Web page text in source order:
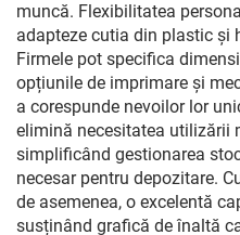
muncă. Flexibilitatea
adapteze cutia din plastic și
Firmele pot specifica
opțiunile de imprimare și
a corespunde nevoilor lor
elimină necesitatea utilizării
simplificând gestionarea
necesar pentru depozitare.
de asemenea, o excelentă
susținând grafică de înaltă